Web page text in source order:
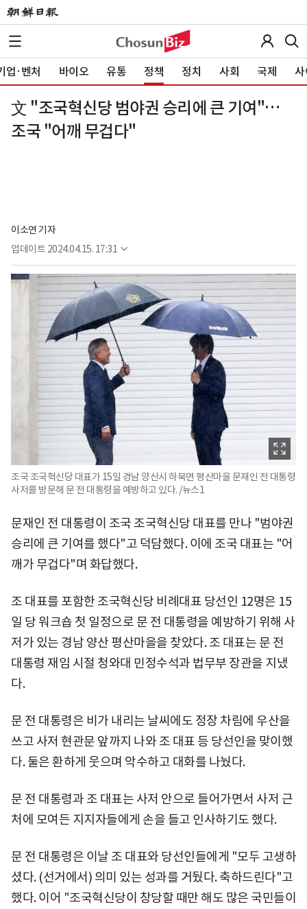
업·벤처 바이오 유통 정책 정치 사회 국제 사
文 "조국혁신당 범야권 승리에 큰 기여"…
조국 "어깨 무겁다"
이소연 기자
업데이트 2024.04.15. 17:31
조국 조국혁신당 대표가 15일 경남 양산시 하북면 평산마을 문재인 전 대통령
사저를 방문해 문 전 대통령을 예방하고 있다. /뉴스1
문재인 전 대통령이 조국 조국혁신당 대표를 만나 "범야권
승리에 큰 기여를 했다"고 덕담했다. 이에 조국 대표는 "어
깨가 무겁다"며 화답했다.
조 대표를 포함한 조국혁신당 비례대표 당선인 12명은 15
일 당 워크숍 첫 일정으로 문 전 대통령을 예방하기 위해 사
저가 있는 경남 양산 평산마을을 찾았다. 조 대표는 문 전
대통령 재임 시절 청와대 민정수석과 법무부 장관을 지냈
다.
문 전 대통령은 비가 내리는 날씨에도 정장 차림에 우산을
쓰고 사저 현관문 앞까지 나와 조 대표 등 당선인을 맞이했
다. 둘은 환하게 웃으며 악수하고 대화를 나눴다.
문 전 대통령과 조 대표는 사저 안으로 들어가면서 사저 근
처에 모여든 지지자들에게 손을 들고 인사하기도 했다.
문 전 대통령은 이날 조 대표와 당선인들에게 "모두 고생하
셨다. (선거에서) 의미 있는 성과를 거뒀다. 축하드린다"고
했다. 이어 "조국혁신당이 창당할 때만 해도 많은 국민들이